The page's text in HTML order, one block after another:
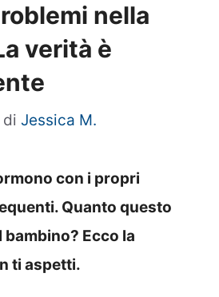
nella
verità è
di Jessica M.
con i propri
Quanto questo
bambino? Ecco la
ti aspetti.